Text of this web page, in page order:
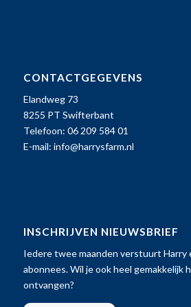
CONTACTGEGEVENS
Elandweg 73
8255 PT Swifterbant
Telefoon: 06 209 584 01
E-mail: info@harrysfarm.nl
INSCHRIJVEN NIEUWSBRIEF
Iedere twee maanden verstuurt Harry
abonnees. Wil je ook heel gemakkelijk
ontvangen?